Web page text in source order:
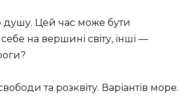
душу. Цей час може бути
на вершині світу, інші —
та розквіту. Варіантів море.